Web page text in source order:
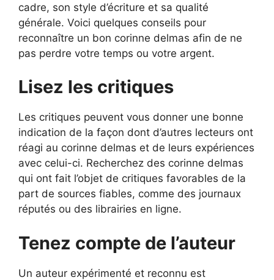
cadre, son style d’écriture et sa qualité
générale. Voici quelques conseils pour
reconnaître un bon corinne delmas afin de ne
pas perdre votre temps ou votre argent.
Lisez les critiques
Les critiques peuvent vous donner une bonne
indication de la façon dont d’autres lecteurs ont
réagi au corinne delmas et de leurs expériences
avec celui-ci. Recherchez des corinne delmas
qui ont fait l’objet de critiques favorables de la
part de sources fiables, comme des journaux
réputés ou des librairies en ligne.
Tenez compte de l’auteur
Un auteur expérimenté et reconnu est